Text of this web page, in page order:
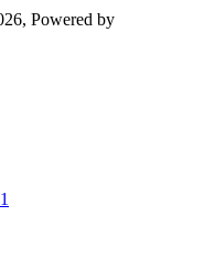
Powered by